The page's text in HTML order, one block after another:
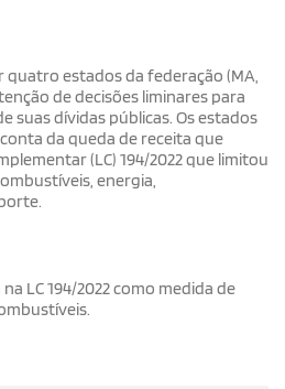
quatro estados da federação (MA,
de decisões liminares para
suas dívidas públicas. Os estados
da queda de receita que
(LC) 194/2022 que limitou
energia,
LC 194/2022 como medida de